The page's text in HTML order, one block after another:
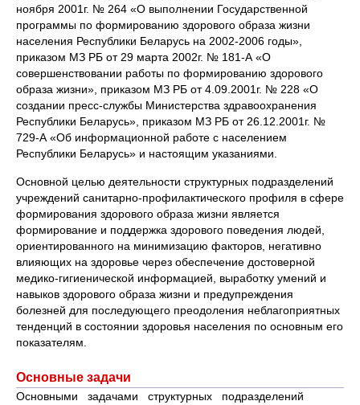
ноября 2001г. № 264 «О выполнении Государственной
программы по формированию здорового образа жизни
населения Республики Беларусь на 2002-2006 годы»,
приказом МЗ РБ от 29 марта 2002г. № 181-А «О
совершенствовании работы по формированию здорового
образа жизни», приказом МЗ РБ от 4.09.2001г. № 228 «О
создании пресс-службы Министерства здравоохранения
Республики Беларусь», приказом МЗ РБ от 26.12.2001г. №
729-А «Об информационной работе с населением
Республики Беларусь» и настоящим указаниями.
Основной целью деятельности структурных подразделений
учреждений санитарно-профилактического профиля в сфере
формирования здорового образа жизни является
формирование и поддержка здорового поведения людей,
ориентированного на минимизацию факторов, негативно
влияющих на здоровье через обеспечение достоверной
медико-гигиенической информацией, выработку умений и
навыков здорового образа жизни и предупреждения
болезней для последующего преодоления неблагоприятных
тенденций в состоянии здоровья населения по основным его
показателям.
Основные задачи
Основными задачами структурных подразделений